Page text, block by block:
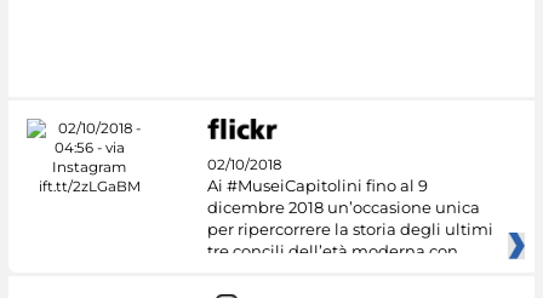
02/10/2018
Ai #MuseiCapitolini fino al 9
dicembre 2018 un’occasione unica
per ripercorrere la storia degli ultimi
tre concili dell’età moderna con